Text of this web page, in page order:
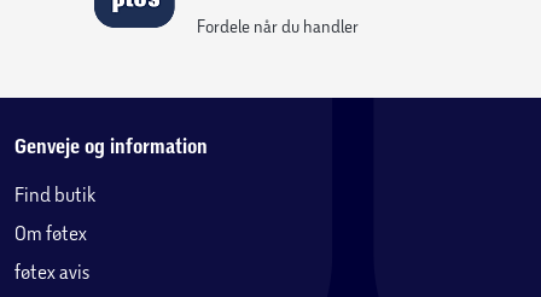
Fordele når du handler
Genveje og information
Find butik
Om føtex
føtex avis